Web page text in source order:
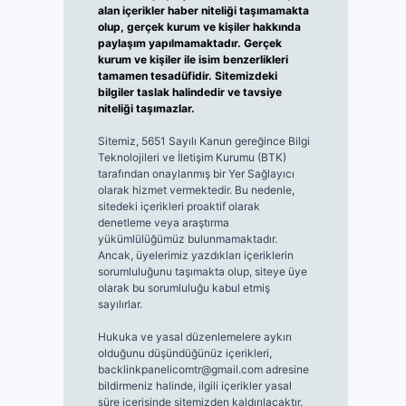
alan içerikler haber niteliği taşımamakta
olup, gerçek kurum ve kişiler hakkında
paylaşım yapılmamaktadır. Gerçek
kurum ve kişiler ile isim benzerlikleri
tamamen tesadüfidir. Sitemizdeki
bilgiler taslak halindedir ve tavsiye
niteliği taşımazlar.
Sitemiz, 5651 Sayılı Kanun gereğince Bilgi
Teknolojileri ve İletişim Kurumu (BTK)
tarafından onaylanmış bir Yer Sağlayıcı
olarak hizmet vermektedir. Bu nedenle,
sitedeki içerikleri proaktif olarak
denetleme veya araştırma
yükümlülüğümüz bulunmamaktadır.
Ancak, üyelerimiz yazdıkları içeriklerin
sorumluluğunu taşımakta olup, siteye üye
olarak bu sorumluluğu kabul etmiş
sayılırlar.
Hukuka ve yasal düzenlemelere aykırı
olduğunu düşündüğünüz içerikleri,
backlinkpanelicomtr@gmail.comadresine
bildirmeniz halinde, ilgili içerikler yasal
süre içerisinde sitemizden kaldırılacaktır.